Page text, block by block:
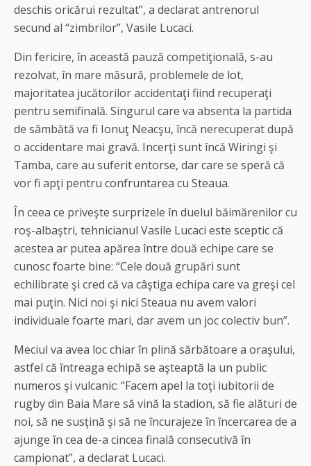
deschis oricărui rezultat”, a declarat antrenorul
secund al “zimbrilor”, Vasile Lucaci.
Din fericire, în această pauză competiţională, s-au
rezolvat, în mare măsură, problemele de lot,
majoritatea jucătorilor accidentaţi fiind recuperaţi
pentru semifinală. Singurul care va absenta la partida
de sâmbătă va fi Ionuţ Neacşu, încă nerecuperat după
o accidentare mai gravă. Incerţi sunt încă Wiringi şi
Tamba, care au suferit entorse, dar care se speră că
vor fi apţi pentru confruntarea cu Steaua.
În ceea ce priveşte surprizele în duelul băimărenilor cu
roş-albaştri, tehnicianul Vasile Lucaci este sceptic că
acestea ar putea apărea între două echipe care se
cunosc foarte bine: “Cele două grupări sunt
echilibrate şi cred că va câştiga echipa care va greşi cel
mai puţin. Nici noi şi nici Steaua nu avem valori
individuale foarte mari, dar avem un joc colectiv bun”.
Meciul va avea loc chiar în plină sărbătoare a oraşului,
astfel că întreaga echipă se aşteaptă la un public
numeros şi vulcanic: “Facem apel la toţi iubitorii de
rugby din Baia Mare să vină la stadion, să fie alături de
noi, să ne susţină şi să ne încurajeze în încercarea de a
ajunge în cea de-a cincea finală consecutivă în
campionat”, a declarat Lucaci.